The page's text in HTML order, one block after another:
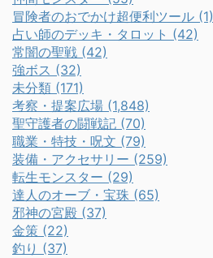
冒険者のおでかけ超便利ツール (1)
占い師のデッキ・タロット (42)
常闇の聖戦 (42)
強ボス (32)
未分類 (171)
考察・提案広場 (1,848)
聖守護者の闘戦記 (70)
職業・特技・呪文 (79)
装備・アクセサリー (259)
転生モンスター (29)
達人のオーブ・宝珠 (65)
邪神の宮殿 (37)
金策 (22)
釣り (37)